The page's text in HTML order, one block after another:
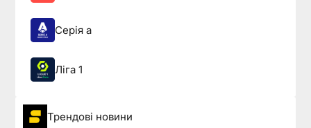
Серія а
Ліга 1
Трендові новини